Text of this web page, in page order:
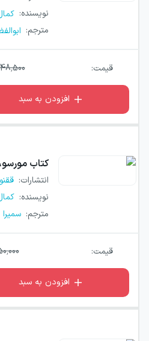
نویسنده:
مترجم:
قیمت:
افزودن به سبد
کتاب
انتشارات:
نویسنده:
مترجم:
قیمت:
افزودن به سبد